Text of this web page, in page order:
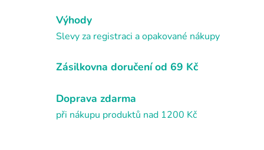
Výhody
Slevy za registraci a opakované nákupy
Zásilkovna doručení od 69 Kč
Doprava zdarma
při nákupu produktů nad 1200 Kč